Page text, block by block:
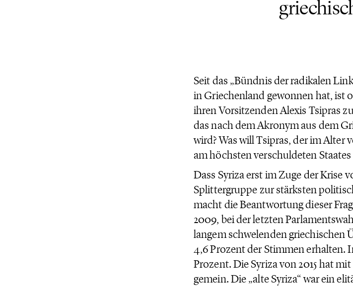
Seit das „Bündnis der radikalen
in Griechenland gewonnen hat, ist
ihren Vorsitzenden Alexis Tsipras
das nach dem Akronym aus dem
wird? Was will Tsipras, der im Alter
am höchsten verschuldeten
Dass Syriza erst im Zuge der Krise
Splittergruppe zur stärksten
macht die Beantwortung dieser
2009, bei der letzten
langem schwelenden griechischen
4,6 Prozent der Stimmen erhalten.
Prozent. Die Syriza von 2015 hat
gemein. Die „alte Syriza“ war ein